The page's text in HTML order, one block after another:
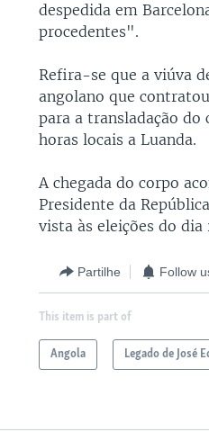
despedida em
procedentes".
Refira-se que a viúva
angolano que
para a transladação do
horas locais a Luanda.
A chegada do corpo
Presidente da
vista às eleições do dia
Partilhe Follow
This item is part of
Angola Legado de José